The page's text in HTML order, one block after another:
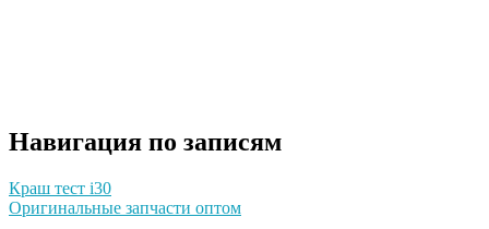
Навигация по записям
Краш тест i30
Оригинальные запчасти оптом